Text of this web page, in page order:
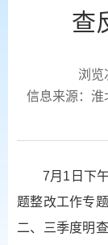
查
浏览
信息来源：淮
7月1日下
题整改工作专
二、三季度明